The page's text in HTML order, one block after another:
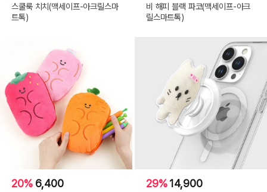
스쿨룩 치치(맥세이프-아크릴스마
트톡)
비 해피 블랙 파코(맥세이프-아크
릴스마트톡)
20% 6,400 29%14,900